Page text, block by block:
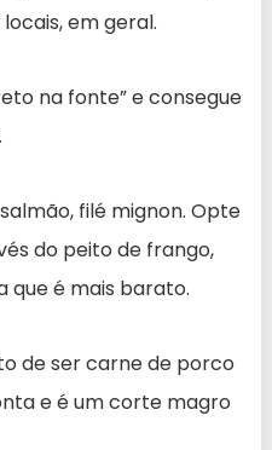
em geral.
na fonte” e consegue
filé mignon. Opte
do peito de frango,
que é mais barato.
de ser carne de porco
e é um corte magro